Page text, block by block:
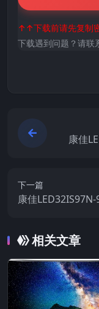
↑↑下载前请先复制
下载遇到问题？请
康佳
下一篇
康佳
相关文章